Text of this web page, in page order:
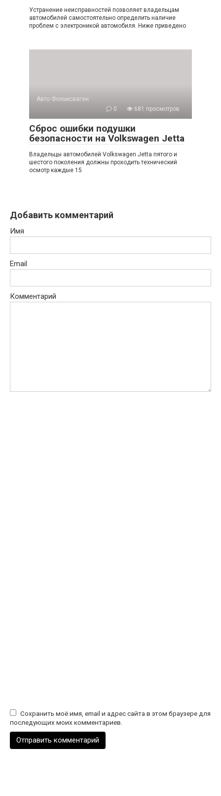
Устранение неисправностей позволяет владельцам
автомобилей самостоятельно определить наличие
проблем с электроникой автомобиля. Ниже приведено
Авто Фольксваген
0
681 просмотров
Сброс ошибки подушки
безопасности на Volkswagen Jetta
Владельцы автомобилей Volkswagen Jetta пятого и
шестого поколения должны проходить технический
осмотр каждые 15
Добавить комментарий
Имя
Email
Комментарий
Сохранить моё имя, email и адрес сайта в этом браузере для
последующих моих комментариев.